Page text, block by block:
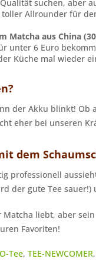
suchen, aber
toller Allrounder für
Matcha aus China
unter 6 Euro
Küche mal wieder
der Akku blinkt! Ob
eher bei unseren
dem
professionell
der gute Tee
Matcha liebt, aber
Favoriten!
Tee, TEE-NEWCOMER,